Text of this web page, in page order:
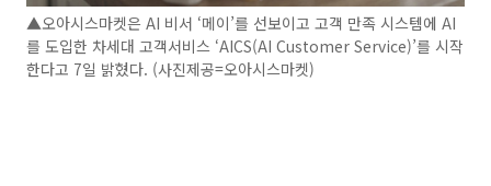
▲오아시스마켓은 AI 비서 ‘메이’를 선보이고 고객 만족 시스템에 AI
를 도입한 차세대 고객서비스 ‘AICS(AI Customer Service)’를 시작
한다고 7일 밝혔다. (사진제공=오아시스마켓)